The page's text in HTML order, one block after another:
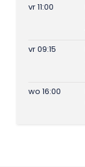
vr 11:00
vr 09:15
wo 16:00